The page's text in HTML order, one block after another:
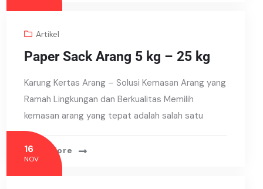
Artikel
Paper Sack Arang 5 kg – 25 kg
Karung Kertas Arang – Solusi Kemasan Arang yang
Ramah Lingkungan dan Berkualitas Memilih
kemasan arang yang tepat adalah salah satu
Read More
16
NOV